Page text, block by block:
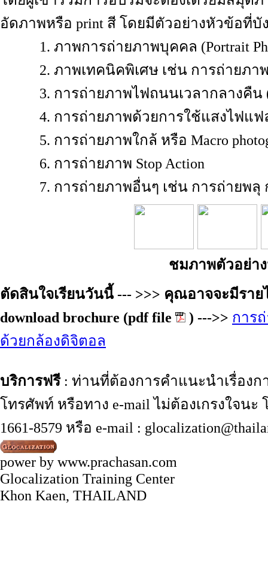
อัดภาพหรือ print สี โดยมีตัวอย่างหัวข้อที่บั
1. ภาพการถ่ายภาพบุคคล (Portrait
2. ภาพเทคนิคพิเศษ เช่น การถ่ายภาพ
3. การถ่ายภาพไฟถนนเวลากลางคืน
4. การถ่ายภาพด้วยการใช้แสงไฟแฟลช
5. การถ่ายภาพใกล้ หรือ Macro
6. การถ่ายภาพ Stop Action
7. การถ่ายภาพอื่นๆ เช่น การถ่ายพลุ ก
ชมภาพตัวอย่า
ตัดสินใจเรียนวันนี้ --- >>> คุณอาจจะมีรา
download brochure (pdf file
) --->> การ
ด้วยกล้องดิจิตอล
บริการฟรี: ท่านที่ต้องการคำแนะนำเรื่องก
โทรศัพท์ หรือทาง e-mail ไม่ต้องเกรงใจน
1661-8579 หรือ e-mail :
power by www.prachasan.com
Glocalization Training Center
Khon Kaen, THAILAND